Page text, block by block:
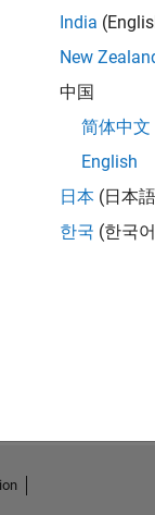
India
New
中国
简体中文
English
日本 (日本
한국 (한국